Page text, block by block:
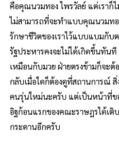
คือคุณนวมทอง ไพรวัลย์ แต่เราก็
ไม่สามารถที่จะทำแบบคุณนวมทอ
รักษาชีวิตของเราไว้แบบแบมกับ
รัฐประหารคงจะไม่ได้เกิดขึ้นทัน
เหมือนกับมวย ฝ่ายตรงข้ามก็จะต้
กลับเมื่อใดก็ต้องดูที่สถานการณ์
คนรุ่นใหม่นะครับ แต่เป็นหน้าที่ข
อิฐก้อนแรกของคณะราษฎรได้เติ
กระดานอีกครับ